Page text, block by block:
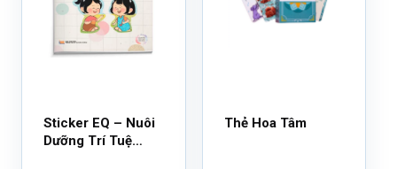
Sticker EQ – Nuôi
Dưỡng Trí Tuệ
Thẻ Hoa Tâm